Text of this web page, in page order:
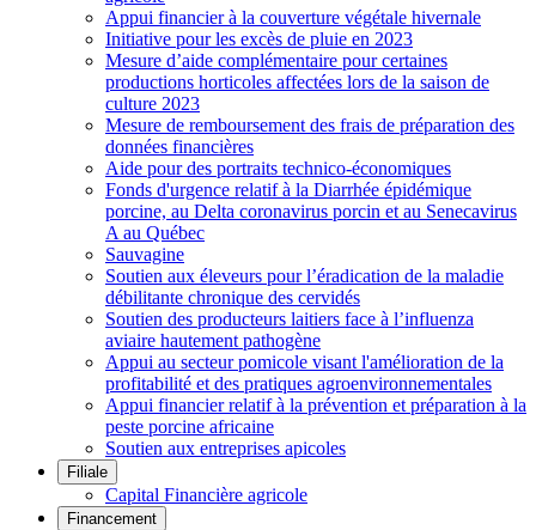
Appui financier à la couverture végétale hivernale
Initiative pour les excès de pluie en 2023
Mesure d’aide complémentaire pour certaines
productions horticoles affectées lors de la saison de
culture 2023
Mesure de remboursement des frais de préparation des
données financières
Aide pour des portraits technico-économiques
Fonds d'urgence relatif à la Diarrhée épidémique
porcine, au Delta coronavirus porcin et au Senecavirus
A au Québec
Sauvagine
Soutien aux éleveurs pour l’éradication de la maladie
débilitante chronique des cervidés
Soutien des producteurs laitiers face à l’influenza
aviaire hautement pathogène
Appui au secteur pomicole visant l'amélioration de la
profitabilité et des pratiques agroenvironnementales
Appui financier relatif à la prévention et préparation à la
peste porcine africaine
Soutien aux entreprises apicoles
Filiale
Capital Financière agricole
Financement